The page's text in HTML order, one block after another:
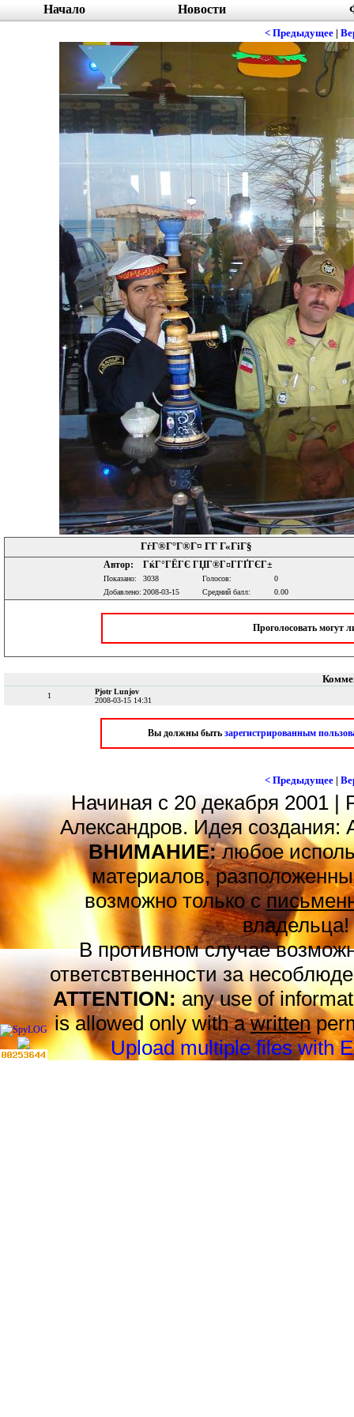
Начало Новости
< Предыдущее |
ГѓГ®Г°Г®Г¤ ГГ Г«ГіГ§
Автор: ГќГ°ГЁГЄ ГЏГ®Г¤Г­ГҐГЄГ±
Показано: 3038 Голосов:
0
Добавлено: 2008-03-15 Средний балл: 0.00
Проголосовать могут
1
Pjotr Lunjov
2008-03-15 14:31
Вы должны быть зарегистрированным
< Предыдущее |
Начиная с 20 декабря 2001 |
Александров. Идея создания:
ВНИМАНИЕ:любое
материалов,
возможно только с
владельца!
В противном случае
ответсвтвенности за
ATTENTION:any use of
is allowed only with awritten
Upload multiple files with